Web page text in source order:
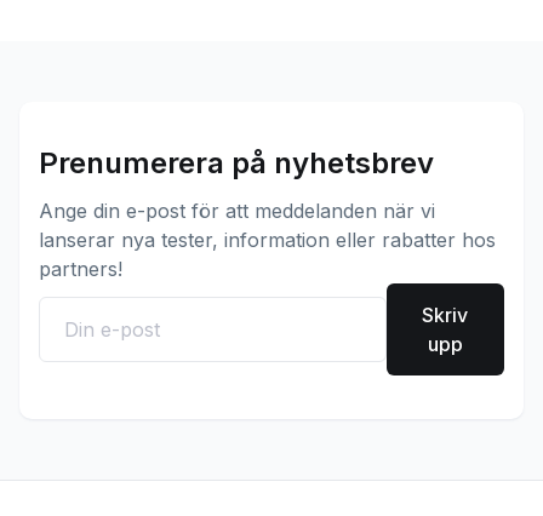
Prenumerera på nyhetsbrev
Ange din e-post för att meddelanden när vi
lanserar nya tester, information eller rabatter hos
partners!
Skriv
upp